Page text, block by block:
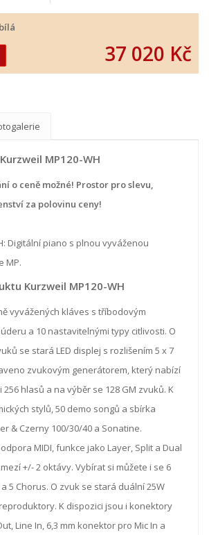
bílá
37 020 Kč
MP120-WH
o ceně možné! Prostor pro slevu,
za polovinu ceny!
Digitální piano s plnou vyváženou
MP.
Kurzweil MP120-WH
vyvážených kláves s tříbodovým
a 10 nastavitelnými typy citlivosti. O
se stará LED displej s rozlišením 5 x 7
zvukovým generátorem, který nabízí
hlasů a na výběr se 128 GM zvuků. K
stylů, 50 demo songů a sbírka
& Czerny 100/30/40 a Sonatine.
MIDI, funkce jako Layer, Split a Dual
+/- 2 oktávy. Vybírat si můžete i se 6
5 Chorus. O zvuk se stará duální 25W
K dispozici jsou i konektory
Line In, 6,3 mm konektor pro Mic In a